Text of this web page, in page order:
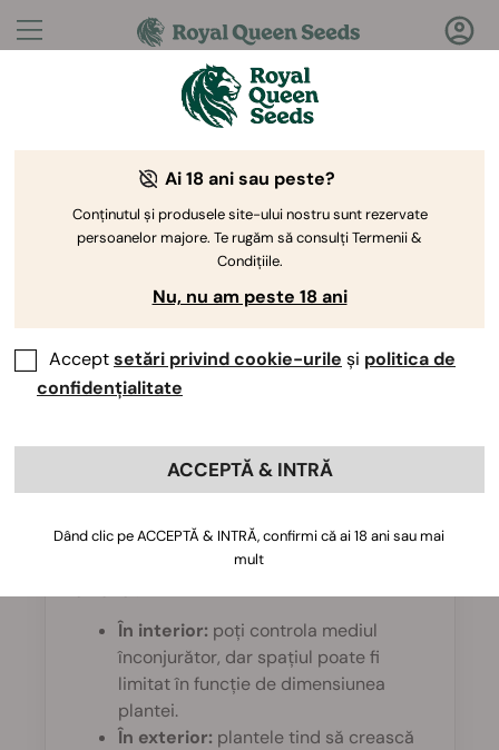
Întrebări?Răspunsuri!
Bine ați venit la Royal Queen Seeds Help Center
Help Center > Produse și
Cultivare > Genetică
Back
Semințele voastre cresc bine în
interior, în aer liber sau ambele?
Toate semințele noastre sunt potrivite atât
pentru cultivare în interior, cât și în
În interior: poți controla mediul
înconjurător, dar spațiul poate fi
limitat în funcție de dimensiunea
plantei.
În exterior: plantele tind să crească
Ai 18 ani sau peste?
Conținutul și produsele site-ului nostru sunt rezervate
persoanelor majore. Te rugăm să consulți Termenii &
Condițiile.
Nu, nu am peste 18 ani
Acceptsetări privind cookie-urile și politica de
confidențialitate
ACCEPTĂ & INTRĂ
Dând clic pe ACCEPTĂ & INTRĂ, confirmi că ai 18 ani sau mai
mult